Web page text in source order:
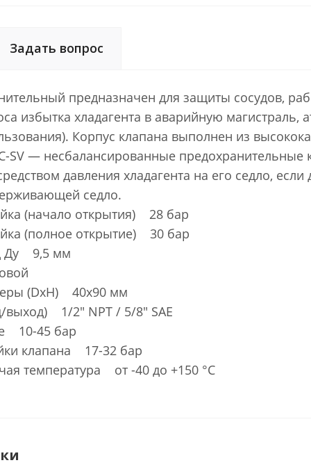
Задать вопрос
предназначен для защиты сосудов,
избытка хладагента в аварийную
Корпус клапана выполнен из
SV — несбалансированные предохранительные
давления хладагента на его седло,
седло.
(начало открытия) 28 бар
(полное открытие) 30 бар
Ду 9,5 мм
(DxH) 40x90 мм
выход) 1/2" NPT / 5/8" SAE
10-45 бар
клапана 17-32 бар
температура от -40 до +150 °С